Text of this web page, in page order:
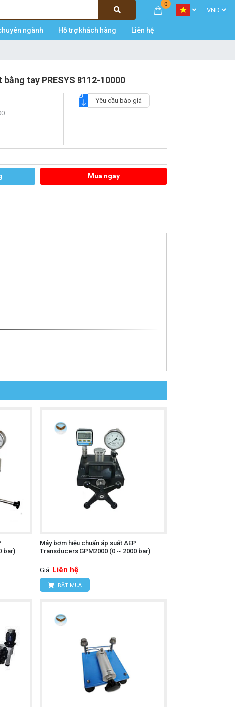
0
ngành Hỗ trợ khách hàng Liên hệ
tay PRESYS 8112-10000
Yêu cầu báo giá
Mua ngay
bar)
Máy bơm hiệu chuẩn áp suất AEP
Transducers GPM2000 (0 ~ 2000 bar)
Giá: Liên hệ
ĐẶT MUA